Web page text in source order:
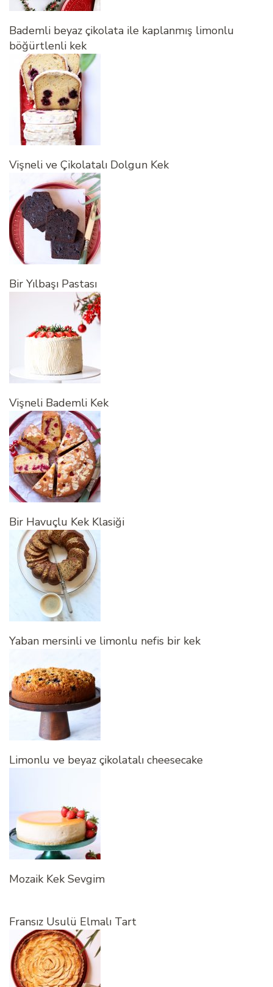
Bademli beyaz çikolata ile kaplanmış limonlu
böğürtlenli kek
Vişneli ve Çikolatalı Dolgun Kek
Bir Yılbaşı Pastası
Vişneli Bademli Kek
Bir Havuçlu Kek Klasiği
Yaban mersinli ve limonlu nefis bir kek
Limonlu ve beyaz çikolatalı cheesecake
Mozaik Kek Sevgim
Fransız Usulü Elmalı Tart